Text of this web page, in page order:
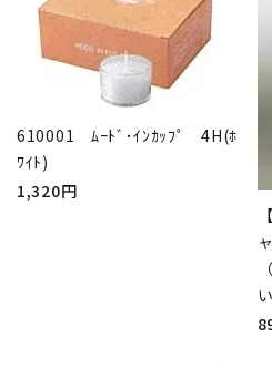
610001 ﾑｰﾄﾞ･ｲﾝｶｯﾌﾟ 4H(ﾎ
ﾜｲﾄ)
1,320円